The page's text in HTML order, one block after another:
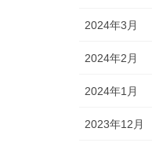
2024年3月
2024年2月
2024年1月
2023年12月